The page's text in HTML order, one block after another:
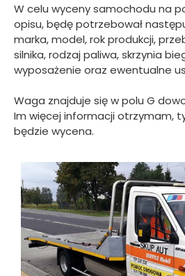
W celu wyceny samochodu na
opisu, będę potrzebował
marka, model, rok produkcji,
silnika, rodzaj paliwa, skrzynia
wyposażenie oraz ewentualne
Waga znajduje się w polu G
Im więcej informacji otrzymam,
będzie wycena.